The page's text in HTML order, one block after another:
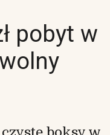
pobyt w